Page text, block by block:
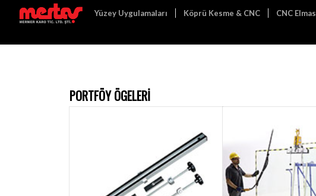
Yüzey Uygulamaları Köprü Kesme & CNC CNC Elmas
PORTFÖY ÖGELERI